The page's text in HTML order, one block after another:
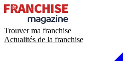
Trouver ma franchise
Actualités de la franchise